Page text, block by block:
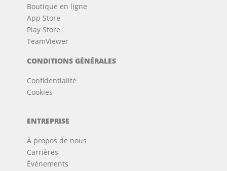
Boutique en ligne
App Store
Play Store
TeamViewer
CONDITIONS GÉNÉRALES
Confidentialité
Cookies
ENTREPRISE
À propos de nous
Carrières
Événements